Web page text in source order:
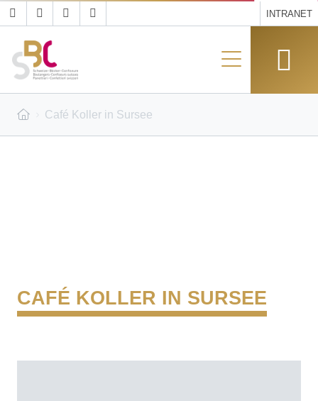
INTRANET
Café Koller in Sursee
CAFÉ KOLLER IN SURSEE